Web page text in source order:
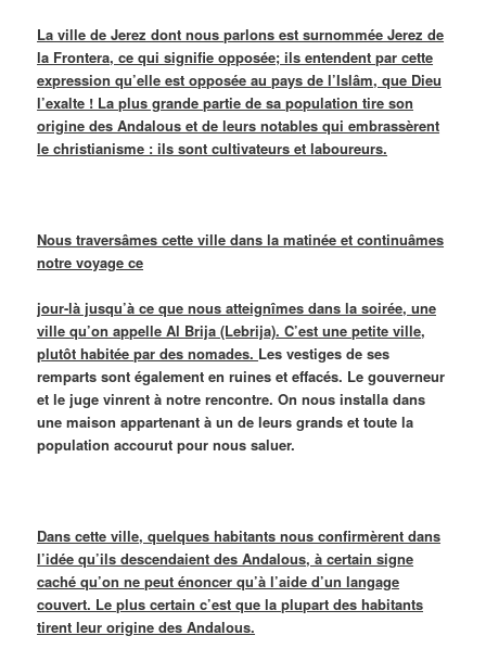
La ville de Jerez dont nous parlons est surnommée Jerez de
la Frontera, ce qui signifie opposée; ils entendent par cette
expression qu’elle est opposée au pays de l’Islâm, que Dieu
l’exalte ! La plus grande partie de sa population tire son
origine des Andalous et de leurs notables qui embrassèrent
le christianisme : ils sont cultivateurs et laboureurs.
Nous traversâmes cette ville dans la matinée et continuâmes
notre voyage ce
jour-là jusqu’à ce que nous atteignîmes dans la soirée, une
ville qu’on appelle Al Brija (Lebrija). C’est une petite ville,
plutôt habitée par des nomades. Les vestiges de ses
remparts sont également en ruines et effacés. Le gouverneur
et le juge vinrent à notre rencontre. On nous installa dans
une maison appartenant à un de leurs grands et toute la
population accourut pour nous saluer.
Dans cette ville, quelques habitants nous confirmèrent dans
l’idée qu’ils descendaient des Andalous, à certain signe
caché qu’on ne peut énoncer qu’à l’aide d’un langage
couvert. Le plus certain c’est que la plupart des habitants
tirent leur origine des Andalous.